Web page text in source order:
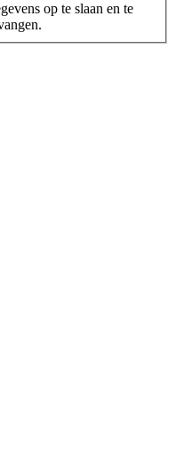
op te slaan en te